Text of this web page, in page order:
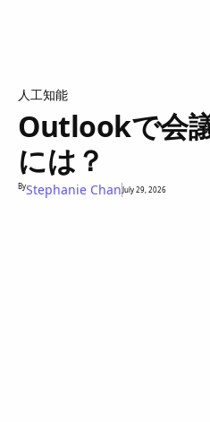
人工知能
Outlookで会
には？
ByStephanie ChanJuly 29, 2026